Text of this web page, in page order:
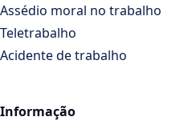
Assédio moral no trabalho
Teletrabalho
Acidente de trabalho
Informação